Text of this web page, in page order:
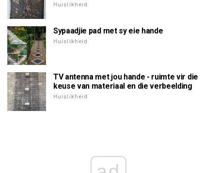
Huislikheid
Sypaadjie pad met sy eie hande
Huislikheid
TV antenna met jou hande - ruimte vir die
keuse van materiaal en die verbeelding
Huislikheid